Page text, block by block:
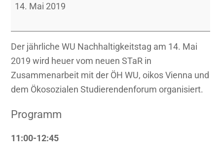
14. Mai 2019
Der jährliche WU Nachhaltigkeitstag am 14. Mai
2019 wird heuer vom neuen STaR in
Zusammenarbeit mit der ÖH WU, oikos Vienna und
dem Ökosozialen Studierendenforum organisiert.
Programm
11:00-12:45